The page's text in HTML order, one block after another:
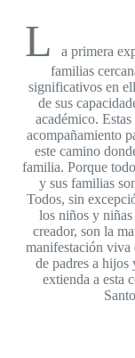
L
a primera
familias
significativos en
de sus
académico.
acompañamiento
este camino
familia. Porque
y sus familias
Todos, sin
los niños y
creador, son la
manifestación viva
de padres a hijos
extienda a esta